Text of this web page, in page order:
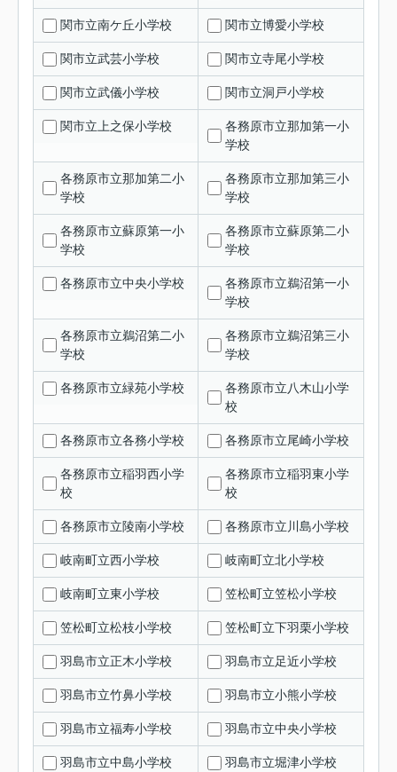
関市立南ケ丘小学校 関市立博愛小学校
関市立武芸小学校 関市立寺尾小学校
関市立武儀小学校 関市立洞戸小学校
関市立上之保小学校
各務原市立那加第一小
学校
各務原市立那加第二小
学校
各務原市立那加第三小
学校
各務原市立蘇原第一小
学校
各務原市立蘇原第二小
学校
各務原市立中央小学校
各務原市立鵜沼第一小
学校
各務原市立鵜沼第二小
学校
各務原市立鵜沼第三小
学校
各務原市立緑苑小学校
各務原市立八木山小学
校
各務原市立各務小学校 各務原市立尾崎小学校
各務原市立稲羽西小学
校
各務原市立稲羽東小学
校
各務原市立陵南小学校 各務原市立川島小学校
岐南町立西小学校 岐南町立北小学校
岐南町立東小学校 笠松町立笠松小学校
笠松町立松枝小学校 笠松町立下羽栗小学校
羽島市立正木小学校 羽島市立足近小学校
羽島市立竹鼻小学校 羽島市立小熊小学校
羽島市立福寿小学校 羽島市立中央小学校
羽島市立中島小学校 羽島市立堀津小学校